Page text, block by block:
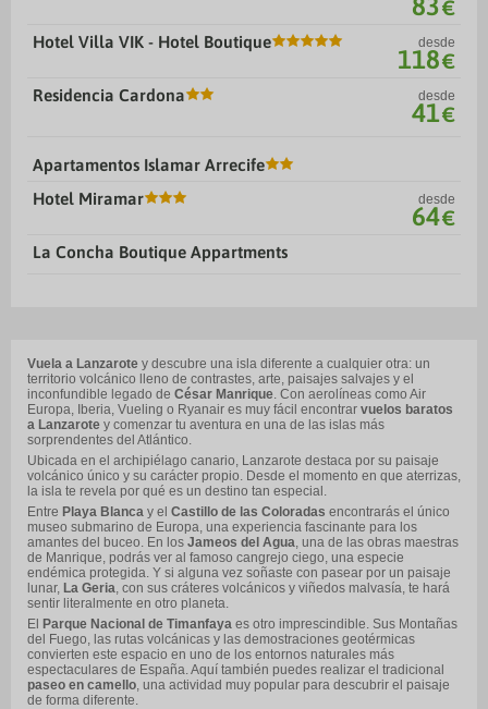
83€
Hotel Villa VIK - Hotel Boutique desde
118€
Residencia Cardona desde
41€
Apartamentos Islamar Arrecife
Hotel Miramar
desde
64€
La Concha Boutique Appartments
Vuela a Lanzarote y descubre una isla diferente a cualquier otra: un
territorio volcánico lleno de contrastes, arte, paisajes salvajes y el
inconfundible legado de César Manrique. Con aerolíneas como Air
Europa, Iberia, Vueling o Ryanair es muy fácil encontrar vuelos baratos
a Lanzarote y comenzar tu aventura en una de las islas más
sorprendentes del Atlántico.
Ubicada en el archipiélago canario, Lanzarote destaca por su paisaje
volcánico único y su carácter propio. Desde el momento en que aterrizas,
la isla te revela por qué es un destino tan especial.
Entre Playa Blanca y el Castillo de las Coloradas encontrarás el único
museo submarino de Europa, una experiencia fascinante para los
amantes del buceo. En los Jameos del Agua, una de las obras maestras
de Manrique, podrás ver al famoso cangrejo ciego, una especie
endémica protegida. Y si alguna vez soñaste con pasear por un paisaje
lunar, La Geria, con sus cráteres volcánicos y viñedos malvasía, te hará
sentir literalmente en otro planeta.
El Parque Nacional de Timanfaya es otro imprescindible. Sus Montañas
del Fuego, las rutas volcánicas y las demostraciones geotérmicas
convierten este espacio en uno de los entornos naturales más
espectaculares de España. Aquí también puedes realizar el tradicional
paseo en camello, una actividad muy popular para descubrir el paisaje
de forma diferente.